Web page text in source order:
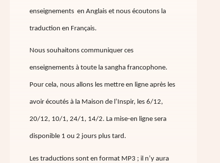
enseignements en Anglais et nous écoutons la
traduction en Français.
Nous souhaitons communiquer ces
enseignements à toute la sangha francophone.
Pour cela, nous allons les mettre en ligne après les
avoir écoutés à la Maison de l’Inspir, les 6/12,
20/12, 10/1, 24/1, 14/2. La mise-en ligne sera
disponible 1 ou 2 jours plus tard.
Les traductions sont en format MP3 ; il n’y aura